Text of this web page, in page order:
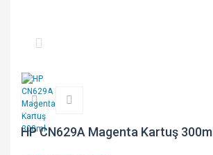
HP CN629A Magenta Kartuş 300ml